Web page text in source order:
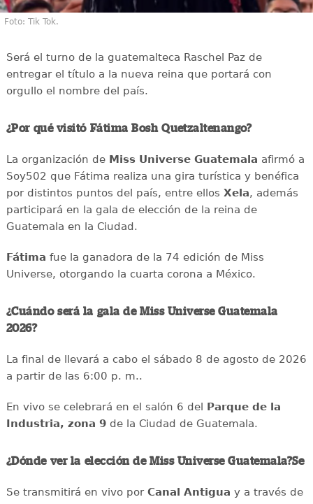
Foto: Tik Tok.
Será el turno de la guatemalteca Raschel Paz de
entregar el título a la nueva reina que portará con
orgullo el nombre del país.
¿Por qué visitó Fátima Bosh Quetzaltenango?
La organización de Miss Universe Guatemala afirmó a
Soy502 que Fátima realiza una gira turística y benéfica
por distintos puntos del país, entre ellos Xela, además
participará en la gala de elección de la reina de
Guatemala en la Ciudad.
Fátima fue la ganadora de la 74 edición de Miss
Universe, otorgando la cuarta corona a México.
¿Cuándo será la gala de Miss Universe Guatemala
2026?
La final de llevará a cabo el sábado 8 de agosto de 2026
a partir de las 6:00 p. m..
En vivo se celebrará en el salón 6 del Parque de la
Industria, zona 9de la Ciudad de Guatemala.
¿Dónde ver la elección de Miss Universe Guatemala?Se
Se transmitirá en vivo porCanal Antigua y a través de